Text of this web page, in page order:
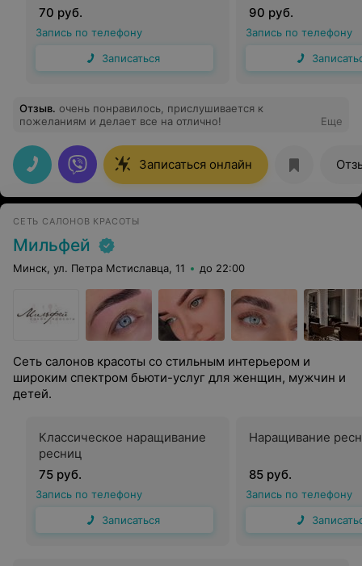
70 руб.
Запись по телефону
Записаться
90 руб.
Запись по телефону
Отзыв. очень понравилось, прислушивается к
пожеланиям и делает все на отлично!
Еще
Записаться онлайн
СЕТЬ САЛОНОВ КРАСОТЫ
Мильфей
Минск, ул. Петра Мстиславца, 11 до 22:00
Сеть салонов красоты со стильным интерьером и
широким спектром бьюти-услуг для женщин, мужчин и
детей.
Классическое наращивание
ресниц
75 руб.
Запись по телефону
Записаться
Наращивание
85 руб.
Запись по телефону